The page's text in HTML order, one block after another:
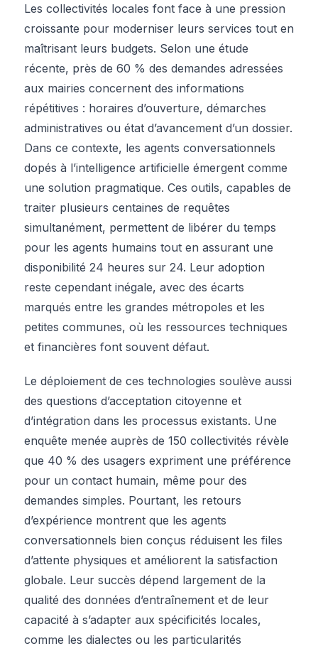
Les collectivités locales font face à une pression
croissante pour moderniser leurs services tout en
maîtrisant leurs budgets. Selon une étude
récente, près de 60 % des demandes adressées
aux mairies concernent des informations
répétitives : horaires d’ouverture, démarches
administratives ou état d’avancement d’un dossier.
Dans ce contexte, les agents conversationnels
dopés à l’intelligence artificielle émergent comme
une solution pragmatique. Ces outils, capables de
traiter plusieurs centaines de requêtes
simultanément, permettent de libérer du temps
pour les agents humains tout en assurant une
disponibilité 24 heures sur 24. Leur adoption
reste cependant inégale, avec des écarts
marqués entre les grandes métropoles et les
petites communes, où les ressources techniques
et financières font souvent défaut.
Le déploiement de ces technologies soulève aussi
des questions d’acceptation citoyenne et
d’intégration dans les processus existants. Une
enquête menée auprès de 150 collectivités révèle
que 40 % des usagers expriment une préférence
pour un contact humain, même pour des
demandes simples. Pourtant, les retours
d’expérience montrent que les agents
conversationnels bien conçus réduisent les files
d’attente physiques et améliorent la satisfaction
globale. Leur succès dépend largement de la
qualité des données d’entraînement et de leur
capacité à s’adapter aux spécificités locales,
comme les dialectes ou les particularités